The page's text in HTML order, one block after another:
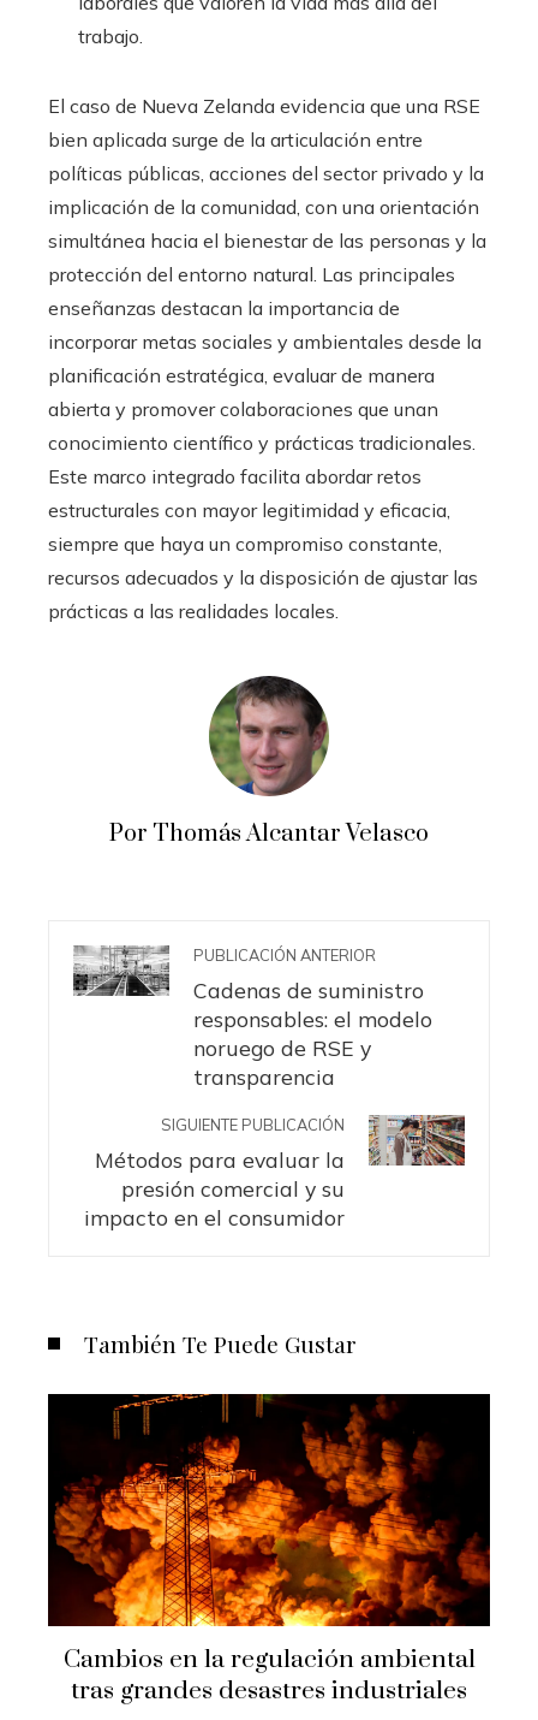
trabajo.
El caso de Nueva Zelanda evidencia que una RSE
bien aplicada surge de la articulación entre
políticas públicas, acciones del sector privado y la
implicación de la comunidad, con una orientación
simultánea hacia el bienestar de las personas y la
protección del entorno natural. Las principales
enseñanzas destacan la importancia de
incorporar metas sociales y ambientales desde la
planificación estratégica, evaluar de manera
abierta y promover colaboraciones que unan
conocimiento científico y prácticas tradicionales.
Este marco integrado facilita abordar retos
estructurales con mayor legitimidad y eficacia,
siempre que haya un compromiso constante,
recursos adecuados y la disposición de ajustar las
prácticas a las realidades locales.
Por Thomás Alcantar Velasco
PUBLICACIÓN ANTERIOR
Cadenas de suministro
responsables: el modelo
noruego de RSE y
transparencia
SIGUIENTE PUBLICACIÓN
Métodos para evaluar la
presión comercial y su
impacto en el consumidor
También Te Puede Gustar
Cambios en la regulación ambiental
tras grandes desastres industriales